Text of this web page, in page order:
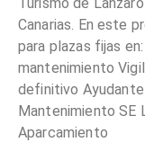
Canarias. En este
para plazas fijas
mantenimiento
definitivo
Mantenimiento
Aparcamiento